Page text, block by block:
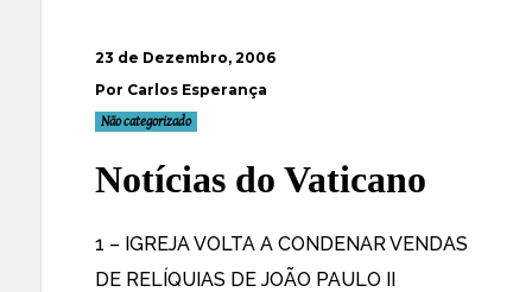
23 de Dezembro, 2006
Por Carlos Esperança
Não categorizado
Notícias do Vaticano
1 – IGREJA VOLTA A CONDENAR VENDAS
DE RELÍQUIAS DE JOÃO PAULO II